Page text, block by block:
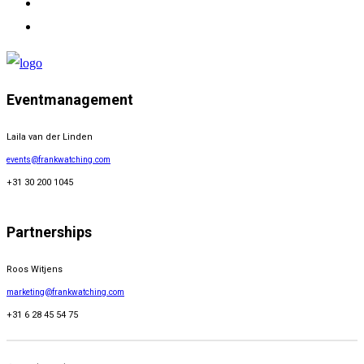
Eventmanagement
Laila van der Linden
events@frankwatching.com
+31 30 200 1045
Partnerships
Roos Witjens
marketing@frankwatching.com
+31 6 28 45 54 75